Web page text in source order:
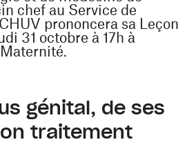
chef au Service de
prononcera sa Leçon
31 octobre à 17h à
génital, de ses
traitement